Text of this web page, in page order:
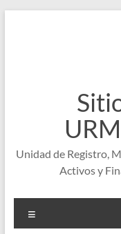
Unidad de Registro,
Activos y